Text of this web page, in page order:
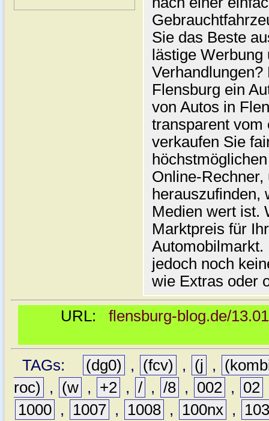
Sie das Beste
lästige
Flensburg ein
von Autos in
transparent vom
verkaufen Sie
Online-
herauszufinden,
Medien wert ist.
Marktpreis für
jedoch noch
wie Extras oder
URL: flensburg-blog.de/
TAGs: (dg0) , (fcv) , (j ,
roc)
, (w , +2 , / , /8 , 002 , 02
1000 , 1007 , 1008 , 100nx ,